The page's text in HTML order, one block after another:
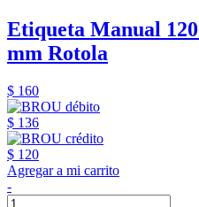
Etiqueta Manual
mm Rotola
$ 160
$ 136
$ 120
Agregar a mi carrito
-